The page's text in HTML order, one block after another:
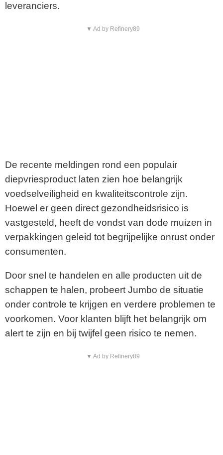
leveranciers.
▼ Ad by Refinery89
De recente meldingen rond een populair
diepvriesproduct laten zien hoe belangrijk
voedselveiligheid en kwaliteitscontrole zijn.
Hoewel er geen direct gezondheidsrisico is
vastgesteld, heeft de vondst van dode muizen in
verpakkingen geleid tot begrijpelijke onrust onder
consumenten.
Door snel te handelen en alle producten uit de
schappen te halen, probeert Jumbo de situatie
onder controle te krijgen en verdere problemen te
voorkomen. Voor klanten blijft het belangrijk om
alert te zijn en bij twijfel geen risico te nemen.
▼ Ad by Refinery89